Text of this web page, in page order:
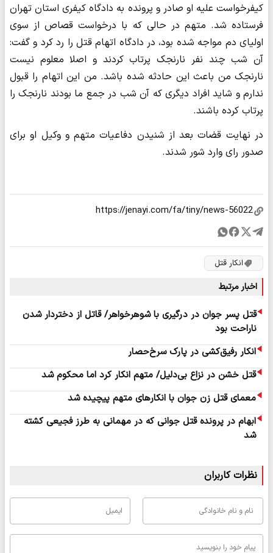
کیفرخواست علیه او صادر و پرونده به دادگاه کیفری استان تهران
فرستاده شد. متهم در حالی که با درخواست قصاص از سوی
اولیای دم مواجه شده بود، در دادگاه اتهام قتل را رد کرد و گفت:
آن شب چند نفر نارنجک پرتاب کردند و اصلا معلوم نیست
نارنجک من باعث این حادثه شده باشد. من این اتهام را قبول
ندارم و شاید افراد دیگری که آن شب در جمع ما بودند نارنجک را
پرتاب کرده باشند.
در نهایت قضات بعد از شنیدن دفاعیات متهم و وکیل او برای
صدور رای وارد شور شدند.
انکار قتل
اخبار مرتبط
قتل پسر جوان در درگیری با شوهرخواهر/ قاتل از دختردار شدن
ناراحت بود
انکار رفیق‌کشی در پارک سرخ‌حصار
قتل خشن در نزاع بی‌دلیل/ متهم انکار کرد اما محکوم شد
معمای قتل زن جوان با انکارهای متهم پیچیده شد
ابهام در پرونده قتل جوانی که در مهمانی به طرز فجیعی کشته
شد
نظرات کاربران